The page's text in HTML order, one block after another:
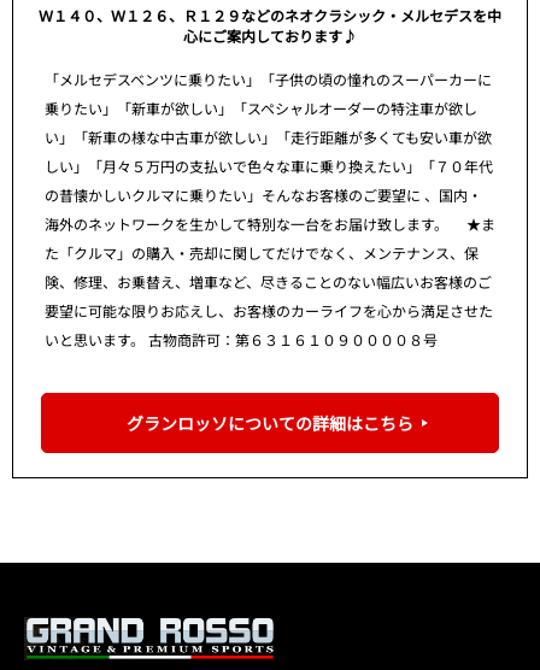
Ｗ１４０、Ｗ１２６、Ｒ１２９などのネオクラシック・メルセデスを中
心にご案内しております♪
「メルセデスベンツに乗りたい」「子供の頃の憧れのスーパーカーに
乗りたい」「新車が欲しい」「スペシャルオーダーの特注車が欲し
い」「新車の様な中古車が欲しい」「走行距離が多くても安い車が欲
しい」「月々５万円の支払いで色々な車に乗り換えたい」「７０年代
の昔懐かしいクルマに乗りたい」そんなお客様のご要望に 、国内・
海外のネットワークを生かして特別な一台をお届け致します。 ★ま
た「クルマ」の購入・売却に関してだけでなく、メンテナンス、保
険、修理、お乗替え、増車など、尽きることのない幅広いお客様のご
要望に可能な限りお応えし、お客様のカーライフを心から満足させた
いと思います。 古物商許可：第６３１６１０９００００８号
グランロッソについての詳細はこちら